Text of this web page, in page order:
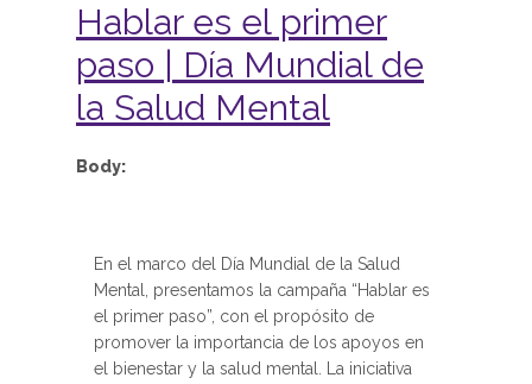
Hablar es el primer
paso | Día Mundial de
la Salud Mental
Body:
En el marco del Día Mundial de la Salud
Mental, presentamos la campaña “Hablar es
el primer paso”, con el propósito de
promover la importancia de los apoyos en
el bienestar y la salud mental. La iniciativa